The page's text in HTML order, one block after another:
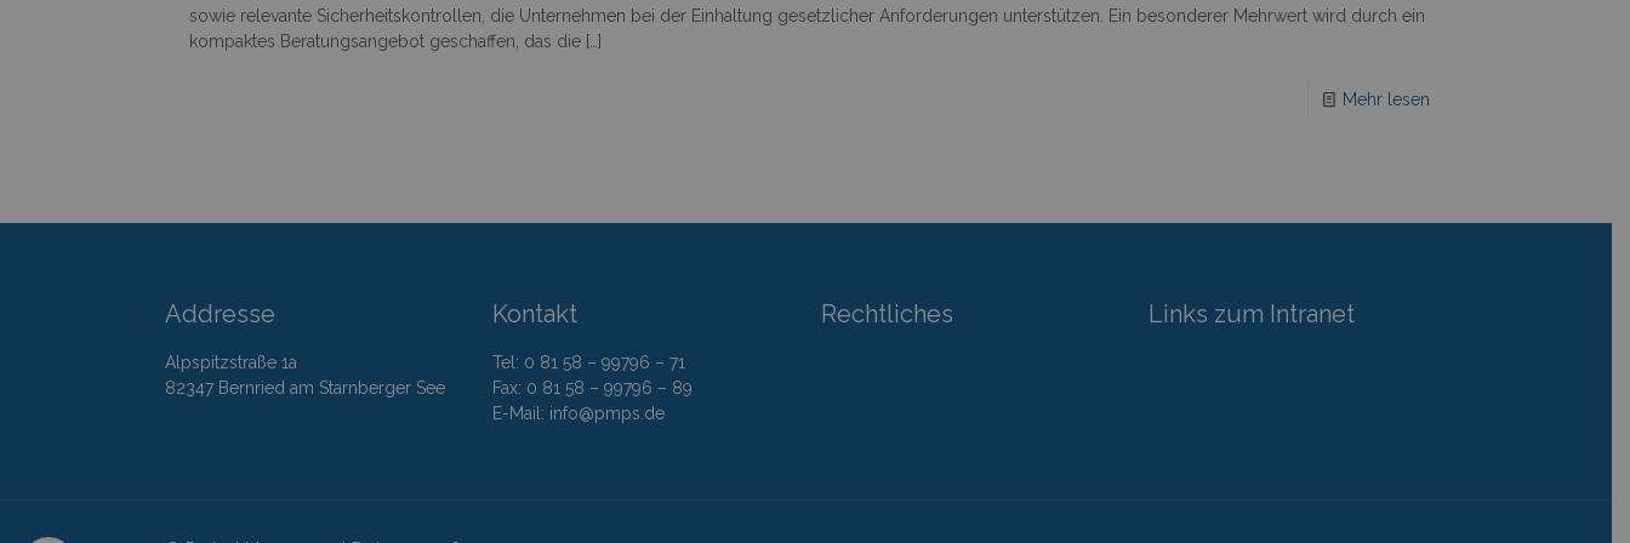
sowie relevante Sicherheitskontrollen, die Unternehmen bei der Einhaltung gesetzlicher Anforderungen unterstützen. Ein besonderer Mehrwert wird durch ein
kompaktes Beratungsangebot geschaffen, das die[…]
Mehr lesen
Addresse
Alpspitzstraße 1a
82347 Bernried am Starnberger See
Kontakt
Tel: 0 81 58 – 99796 – 71
Fax: 0 81 58 – 99796 – 89
E-Mail: info@pmps.de
Rechtliches Links zum Intranet